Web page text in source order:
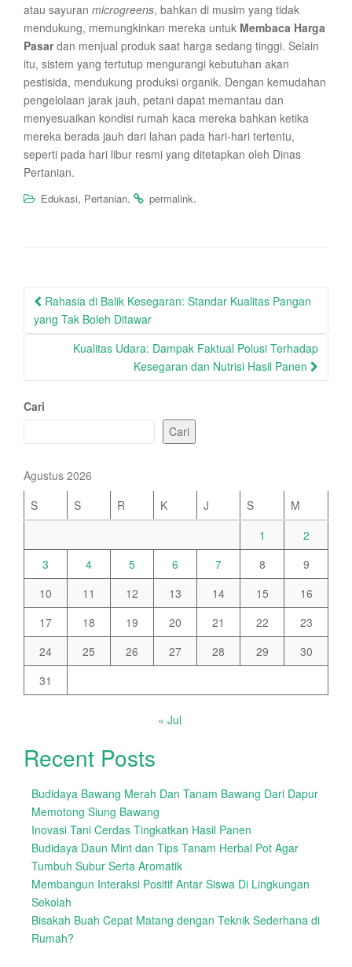
atau sayuran microgreens, bahkan di musim yang tidak
mendukung, memungkinkan mereka untuk Membaca Harga
Pasardan menjual produk saat harga sedang tinggi. Selain
itu, sistem yang tertutup mengurangi kebutuhan akan
pestisida, mendukung produksi organik. Dengan kemudahan
pengelolaan jarak jauh, petani dapat memantau dan
menyesuaikan kondisi rumah kaca mereka bahkan ketika
mereka berada jauh dari lahan pada hari-hari tertentu,
seperti pada hari libur resmi yang ditetapkan oleh Dinas
Pertanian.
Edukasi, Pertanian. permalink.
Post
navigation
Rahasia di Balik Kesegaran: Standar Kualitas Pangan
yang Tak Boleh Ditawar
Kualitas Udara: Dampak Faktual Polusi Terhadap
Kesegaran dan Nutrisi Hasil Panen
Cari
Cari
Agustus 2026
S
S R K J S
M
1
2
3
4 5 6 7 8
9
10
11 12 13 14 15
16
17
18 19 20 21 22
23
24
25 26 27 28 29
30
31
« Jul
Recent Posts
Budidaya Bawang Merah Dan Tanam Bawang Dari Dapur
Memotong Siung Bawang
Inovasi Tani Cerdas Tingkatkan Hasil Panen
Budidaya Daun Mint dan Tips Tanam Herbal Pot Agar
Tumbuh Subur Serta Aromatik
Membangun Interaksi Positif Antar Siswa Di Lingkungan
Sekolah
Bisakah Buah Cepat Matang dengan Teknik Sederhana di
Rumah?